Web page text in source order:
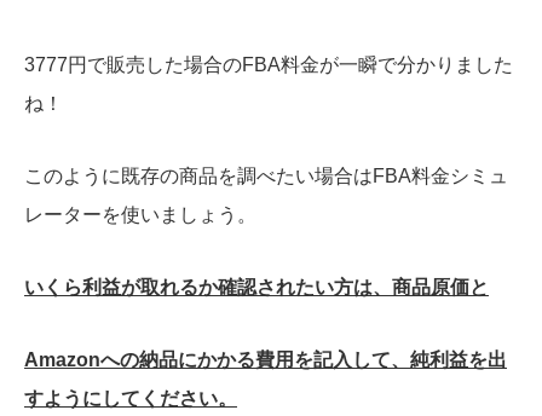
3777円で販売した場合のFBA料金が一瞬で分かりました
ね！
このように既存の商品を調べたい場合はFBA料金シミュ
レーターを使いましょう。
いくら利益が取れるか確認されたい方は、商品原価と
Amazonへの納品にかかる費用を記入して、純利益を出
すようにしてください。